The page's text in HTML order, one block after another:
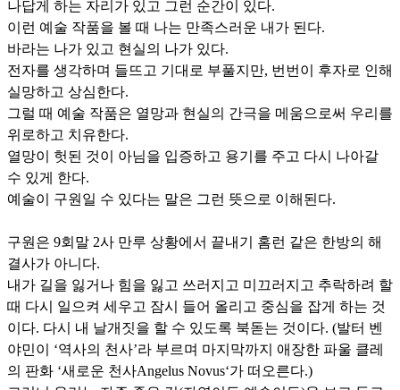
나답게 하는 자리가 있고 그런 순간이 있다.
이런 예술 작품을 볼 때 나는 만족스러운 내가 된다.
바라는 나가 있고 현실의 나가 있다.
전자를 생각하며 들뜨고 기대로 부풀지만, 번번이 후자로 인해
실망하고 상심한다.
그럴 때 예술 작품은 열망과 현실의 간극을 메움으로써 우리를
위로하고 치유한다.
열망이 헛된 것이 아님을 입증하고 용기를 주고 다시 나아갈
수 있게 한다.
예술이 구원일 수 있다는 말은 그런 뜻으로 이해된다.
구원은 9회말 2사 만루 상황에서 끝내기 홈런 같은 한방의 해
결사가 아니다.
내가 길을 잃거나 힘을 잃고 쓰러지고 미끄러지고 추락하려 할
때 다시 일으켜 세우고 잠시 들어 올리고 중심을 잡게 하는 것
이다. 다시 내 날개짓을 할 수 있도록 북돋는 것이다. (발터 벤
야민이 ‘역사의 천사’라 부르며 마지막까지 애장한 파울 클레
의 판화 ‘새로운 천사Angelus Novus‘가 떠오른다.)